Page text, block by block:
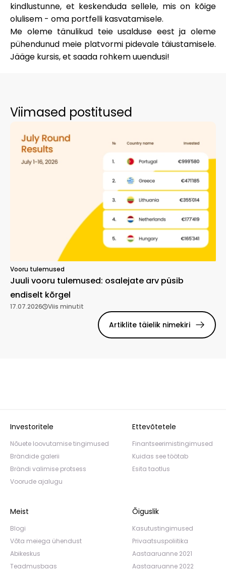
kindlustunne, et keskenduda sellele, mis on kõige
olulisem - oma portfelli kasvatamisele.
Me oleme tänulikud teie usalduse eest ja oleme
pühendunud meie platvormi pidevale täiustamisele.
Jääge kursis, et saada rohkem uuendusi!
Viimased postitused
Vooru tulemused
Juuli vooru tulemused: osalejate arv püsib
endiselt kõrgel
17.07.2026 Viis minutit
Artiklite täielik nimekiri
Investoritele
Nõuete loovutamise tingimused
Brändide galerii
Brändi valimise protsess
Voorude ajalugu
Ettevõtetele
Finantseerimistingimused
Kuidas see töötab
Esita taotlus
Meist
Blogi
Võta meiega ühendust
Abikeskus
Teadmusbaas
Õiguslik
Kasutustingimused
Privaatsuspoliitika
Aastaaruanne 2021
Aastaaruanne 2022